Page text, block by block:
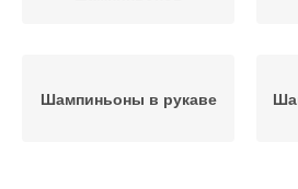
Шампиньоны в рукаве